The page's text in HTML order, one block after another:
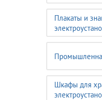
Плакаты и
Шкафы для